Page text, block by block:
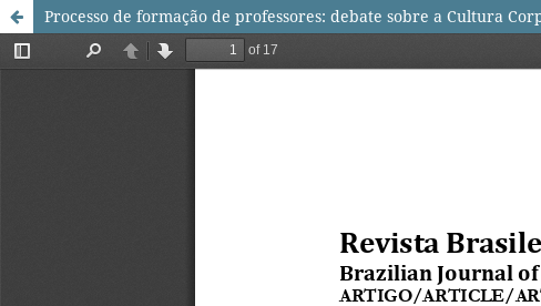
Processo de formação de professores: debate sobre a Cultura